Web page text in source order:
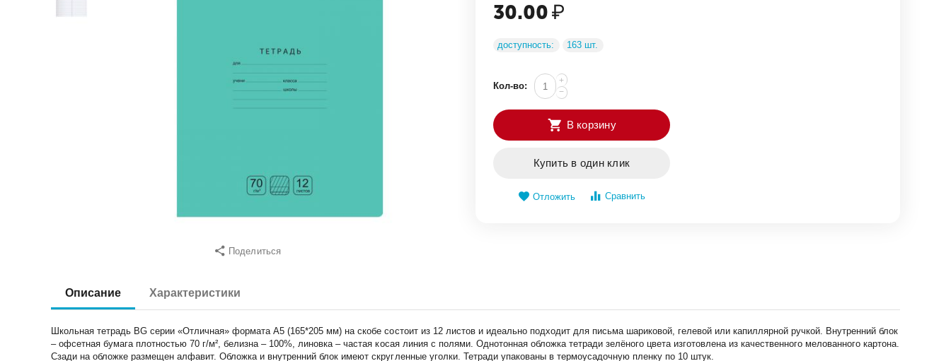
Поделиться
30.00₽
доступность: 163 шт.
Кол-во:
+
−
В корзину
Купить в один клик
Отложить Сравнить
Описание Характеристики
Школьная тетрадь BG серии «Отличная» формата А5 (165*205 мм) на скобе состоит из 12 листов и идеально подходит для письма шариковой, гелевой или капиллярной ручкой. Внутренний блок
– офсетная бумага плотностью 70 г/м², белизна – 100%, линовка – частая косая линия с полями. Однотонная обложка тетради зелёного цвета изготовлена из качественного мелованного картона.
Сзади на обложке размещен алфавит. Обложка и внутренний блок имеют скругленные уголки. Тетради упакованы в термоусадочную пленку по 10 штук.